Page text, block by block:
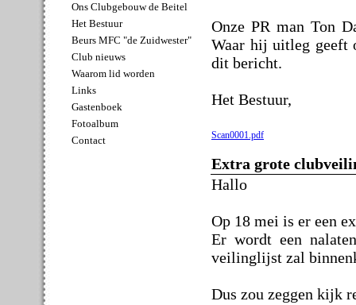
Ons Clubgebouw de Beitel
Het Bestuur
Beurs MFC "de Zuidwester"
Club nieuws
Waarom lid worden
Links
Gastenboek
Fotoalbum
Contact
Onze PR man Ton
Waar hij uitleg geeft
dit bericht.
Het Bestuur,
Scan0001.pdf
Extra grote
Hallo
Op 18 mei is er een
Er wordt een
veilinglijst zal
Dus zou zeggen kijk